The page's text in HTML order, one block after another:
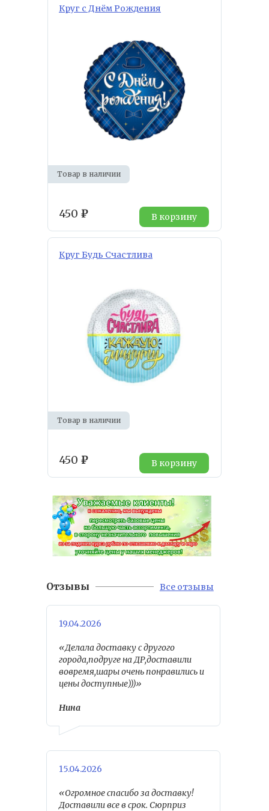
Отзывы Все отзывы
19.04.2026
«Делала доставку с другого
города,подруге на ДР,доставили
вовремя,шары очень понравились и
цены доступные)))»
Нина
15.04.2026
«Огромное спасибо за доставку!
Доставили все в срок. Сюрприз
Круг с Днём Рождения
Товар в наличии
450 ₽ В корзину
Круг Будь Счастлива
Товар в наличии
450 ₽ В корзину